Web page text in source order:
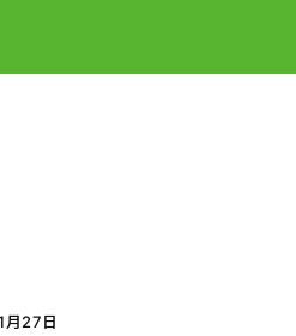
27日